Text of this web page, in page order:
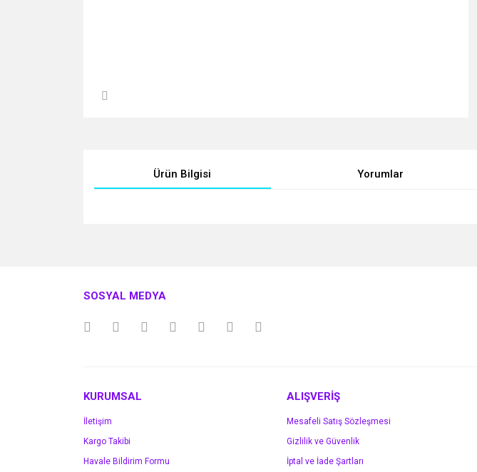
Ürün Bilgisi Yorumlar
Ürün açıklamasında eksik bilgiler bulunuyor.
SOSYAL MEDYA
KURUMSAL
İletişim
Kargo Takibi
Havale Bildirim Formu
ALIŞVERİŞ
Mesafeli Satış Sözleşmesi
Gizlilik ve Güvenlik
İptal ve İade Şartları